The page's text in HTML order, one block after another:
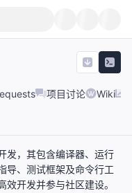
项目讨论 Wiki
发，其包含编译器、运行
导、测试框架及命令行工
开发并参与社区建设。